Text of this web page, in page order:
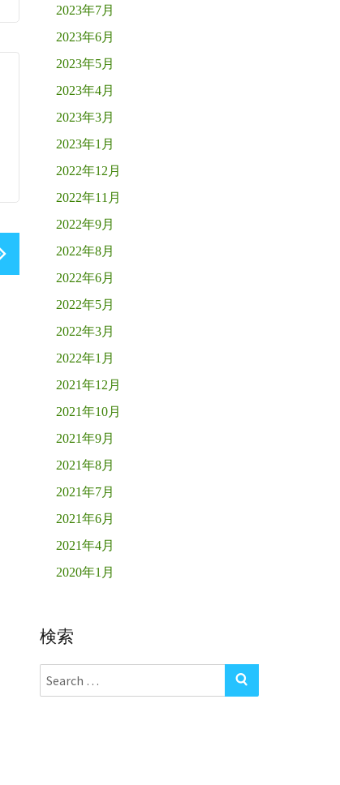
2023年7月
2023年6月
2023年5月
2023年4月
2023年3月
2023年1月
2022年12月
2022年11月
2022年9月
2022年8月
2022年6月
2022年5月
2022年3月
2022年1月
2021年12月
2021年10月
2021年9月
2021年8月
2021年7月
2021年6月
2021年4月
2020年1月
検索
Search
for: